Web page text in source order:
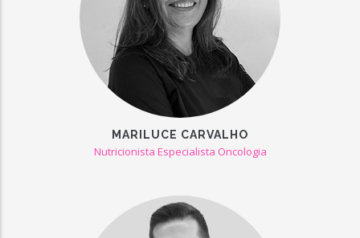
MARILUCE CARVALHO
Nutricionista Especialista Oncologia